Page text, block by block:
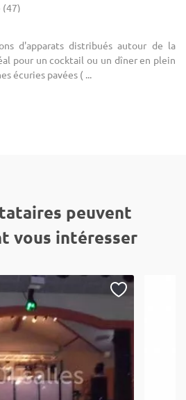
(47)
d'apparats distribués autour de la
pour un cocktail ou un dîner en plein
écuries pavées ( ...
peuvent
vous intéresser